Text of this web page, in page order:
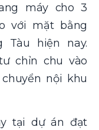
máy cho 3
với mặt bằng
Tàu hiện nay.
chỉn chu vào
nội khu
tại dự án đạt